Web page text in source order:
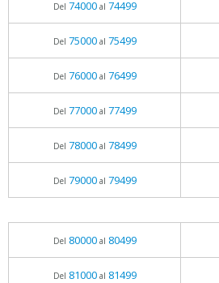
Del 74000al 74499
Del 75000al 75499
Del 76000al 76499
Del 77000al 77499
Del 78000al 78499
Del 79000al 79499
Del 80000al 80499
Del 81000al 81499